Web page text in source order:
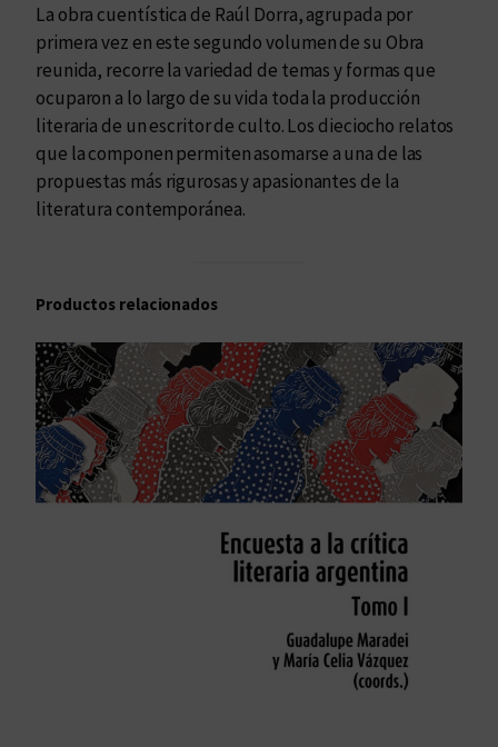
o
s
c
a
n
t
i
d
La obra cuentística de Raúl Dorra, agrupada por
primera vez en este segundo volumen de su Obra
reunida, recorre la variedad de temas y formas que
ocuparon a lo largo de su vida toda la producción
literaria de un escritor de culto. Los dieciocho relatos
que la componen permiten asomarse a una de las
propuestas más rigurosas y apasionantes de la
literatura contemporánea.
Productos relacionados